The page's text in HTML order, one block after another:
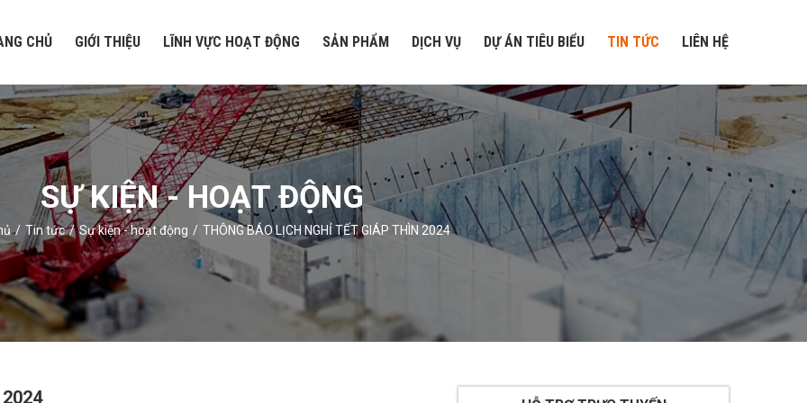
CHỦ GIỚI THIỆU LĨNH VỰC HOẠT ĐỘNG SẢN PHẨM DỊCH VỤ DỰ ÁN TIÊU BIỂU TIN TỨC LIÊN HỆ
SỰ KIỆN - HOẠT ĐỘNG
Tin tức Sự kiện - hoạt động THÔNG BÁO LỊCH NGHỈ TẾT GIÁP THÌN 2024